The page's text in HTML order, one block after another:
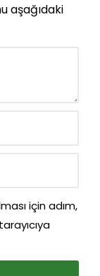
aşağıdaki
için adım,